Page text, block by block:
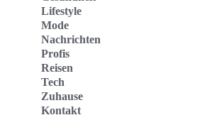
Lifestyle
Mode
Nachrichten
Profis
Reisen
Tech
Zuhause
Kontakt